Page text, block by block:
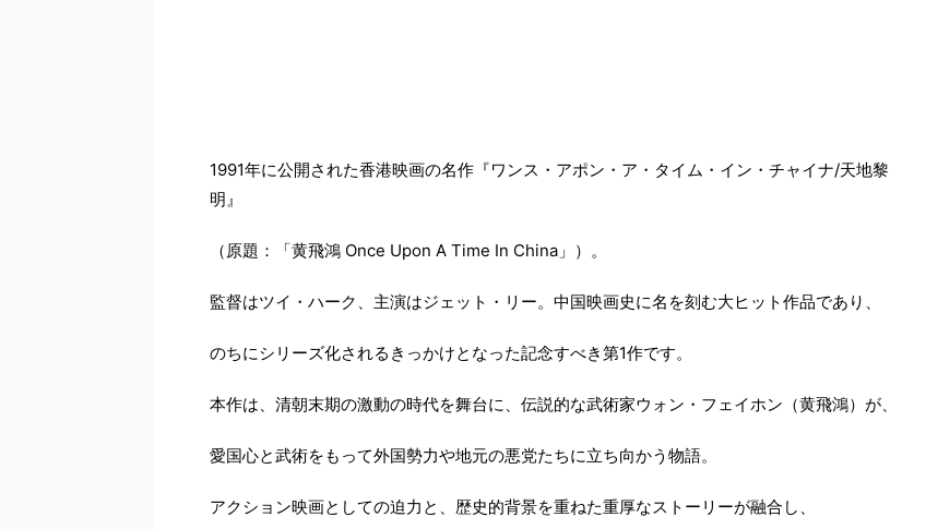
1991年に公開された香港映画の名作『ワンス・アポン・ア・タイム・イン・チャイナ/天地黎
明』
（原題：「黄飛鴻 Once Upon A Time In China」）。
監督はツイ・ハーク、主演はジェット・リー。中国映画史に名を刻む大ヒット作品であり、
のちにシリーズ化されるきっかけとなった記念すべき第1作です。
本作は、清朝末期の激動の時代を舞台に、伝説的な武術家ウォン・フェイホン（黄飛鴻）が、
愛国心と武術をもって外国勢力や地元の悪党たちに立ち向かう物語。
アクション映画としての迫力と、歴史的背景を重ねた重厚なストーリーが融合し、